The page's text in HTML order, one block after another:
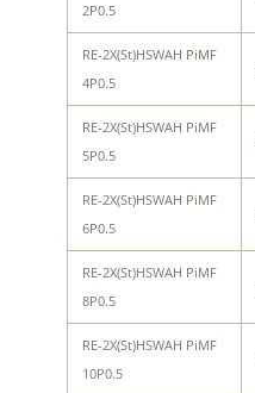
2P0.5
RE-2X(St)HSWAH PiMF
4P0.5
RE-2X(St)HSWAH PiMF
5P0.5
RE-2X(St)HSWAH PiMF
6P0.5
RE-2X(St)HSWAH PiMF
8P0.5
RE-2X(St)HSWAH PiMF
10P0.5